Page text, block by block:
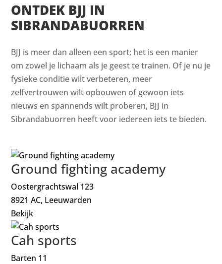
ONTDEK BJJ IN
SIBRANDABUORREN
BJJ is meer dan alleen een sport; het is een manier
om zowel je lichaam als je geest te trainen. Of je nu je
fysieke conditie wilt verbeteren, meer
zelfvertrouwen wilt opbouwen of gewoon iets
nieuws en spannends wilt proberen, BJJ in
Sibrandabuorren heeft voor iedereen iets te bieden.
Ground fighting academy
Oostergrachtswal 123
8921 AC, Leeuwarden
Bekijk
Cah sports
Barten 11